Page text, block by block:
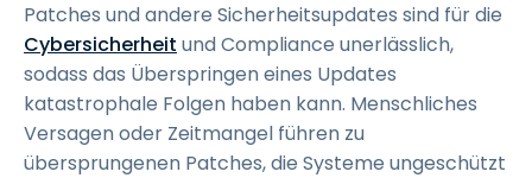
Patches und andere Sicherheitsupdates sind für die
Cybersicherheit und Compliance unerlässlich,
sodass das Überspringen eines Updates
katastrophale Folgen haben kann. Menschliches
Versagen oder Zeitmangel führen zu
übersprungenen Patches, die Systeme ungeschützt